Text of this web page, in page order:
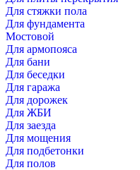
Для стяжки пола
Для фундамента
Мостовой
Для армопояса
Для бани
Для беседки
Для гаража
Для дорожек
Для ЖБИ
Для заезда
Для мощения
Для подбетонки
Для полов